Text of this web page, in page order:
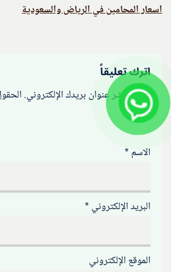
اسعار المحامين في الرياض والسعودية
اترك تعليقاً
لن يتم نشر عنوان بريدك الإلكتروني.
إليها بـ*
الاسم*
البريد الإلكتروني*
الموقع الإلكتروني